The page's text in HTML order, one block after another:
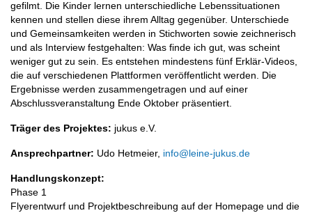
gefilmt. Die Kinder lernen unterschiedliche Lebenssituationen
kennen und stellen diese ihrem Alltag gegenüber. Unterschiede
und Gemeinsamkeiten werden in Stichworten sowie zeichnerisch
und als Interview festgehalten: Was finde ich gut, was scheint
weniger gut zu sein. Es entstehen mindestens fünf Erklär-Videos,
die auf verschiedenen Plattformen veröffentlicht werden. Die
Ergebnisse werden zusammengetragen und auf einer
Abschlussveranstaltung Ende Oktober präsentiert.
Träger des Projektes: jukus e.V.
Ansprechpartner: Udo Hetmeier, info@leine-jukus.de
Handlungskonzept:
Phase 1
Flyerentwurf und Projektbeschreibung auf der Homepage und die